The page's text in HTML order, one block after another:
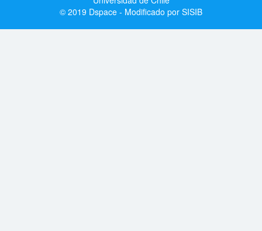
© 2019 Dspace - Modificado por SISIB